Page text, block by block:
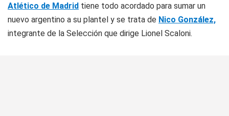
Atlético de Madrid tiene todo acordado para sumar un
nuevo argentino a su plantel y se trata de Nico González,
integrante de la Selección que dirige Lionel Scaloni.